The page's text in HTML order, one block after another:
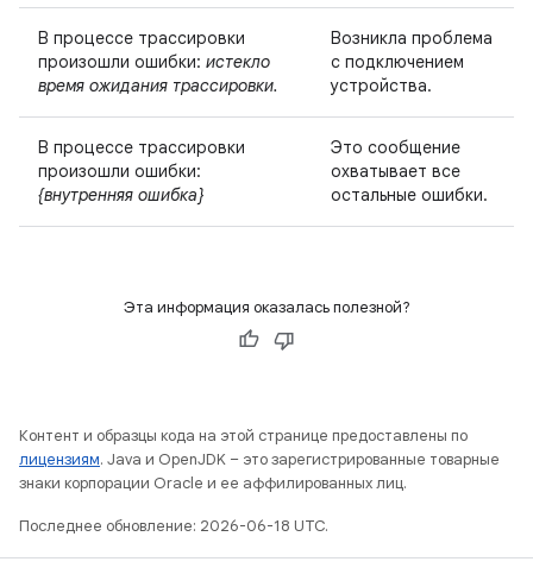
В процессе трассировки
произошли ошибки: истекло
время ожидания трассировки.
Возникла проблема
с подключением
устройства.
В процессе трассировки
произошли ошибки:
{внутренняя ошибка}
Это сообщение
охватывает все
остальные ошибки.
Эта информация оказалась полезной?
Контент и образцы кода на этой странице предоставлены по
лицензиям. Java и OpenJDK – это зарегистрированные товарные
знаки корпорации Oracle и ее аффилированных лиц.
Последнее обновление: 2026-06-18 UTC.